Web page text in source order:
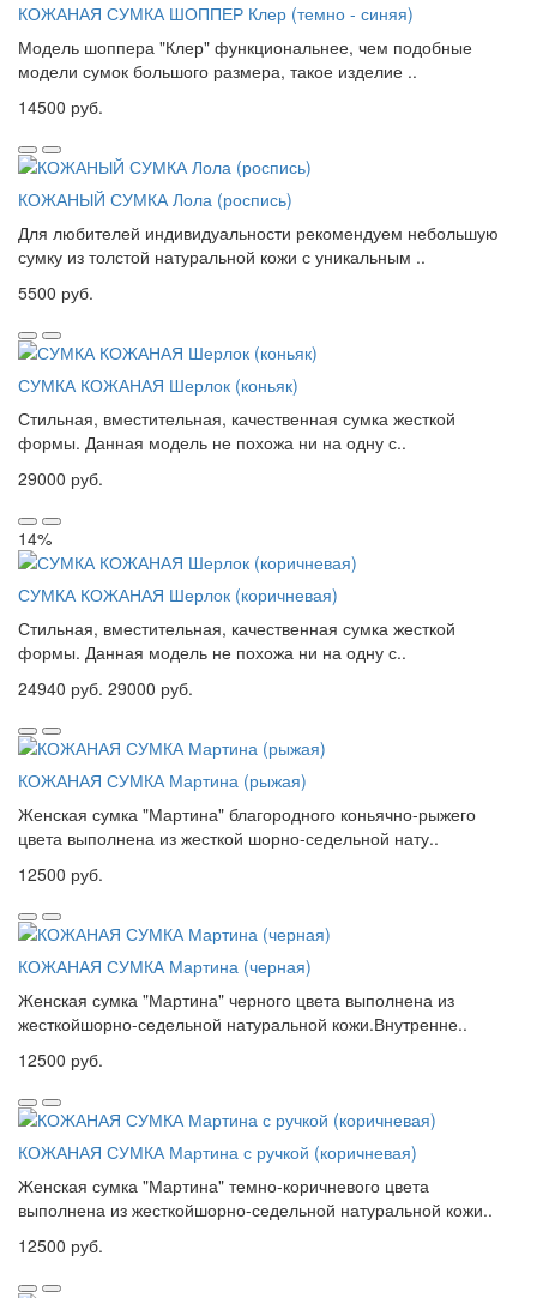
КОЖАНАЯ СУМКА ШОППЕР Клер (темно - синяя)
Модель шоппера "Клер" функциональнее, чем подобные
модели сумок большого размера, такое изделие ..
14500 руб.
КОЖАНЫЙ СУМКА Лола (роспись)
Для любителей индивидуальности рекомендуем небольшую
сумку из толстой натуральной кожи с уникальным ..
5500 руб.
СУМКА КОЖАНАЯ Шерлок (коньяк)
Стильная, вместительная, качественная сумка жесткой
формы. Данная модель не похожа ни на одну с..
29000 руб.
14%
СУМКА КОЖАНАЯ Шерлок (коричневая)
Стильная, вместительная, качественная сумка жесткой
формы. Данная модель не похожа ни на одну с..
24940 руб. 29000 руб.
КОЖАНАЯ СУМКА Мартина (рыжая)
Женская сумка "Мартина" благородного коньячно-рыжего
цвета выполнена из жесткой шорно-седельной нату..
12500 руб.
КОЖАНАЯ СУМКА Мартина (черная)
Женская сумка "Мартина" черного цвета выполнена из
жесткойшорно-седельной натуральной кожи.Внутренне..
12500 руб.
КОЖАНАЯ СУМКА Мартина с ручкой (коричневая)
Женская сумка "Мартина" темно-коричневого цвета
выполнена из жесткойшорно-седельной натуральной кожи..
12500 руб.